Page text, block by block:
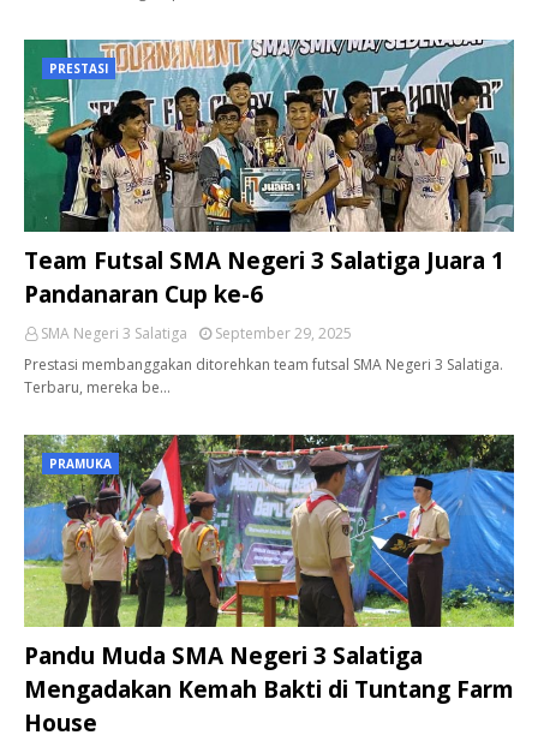
PRESTASI
Team Futsal SMA Negeri 3 Salatiga Juara 1
Pandanaran Cup ke-6
SMA Negeri 3 Salatiga
September 29, 2025
Prestasi membanggakan ditorehkan team futsal SMA Negeri 3 Salatiga.
Terbaru, mereka be…
PRAMUKA
Pandu Muda SMA Negeri 3 Salatiga
Mengadakan Kemah Bakti di Tuntang Farm
House